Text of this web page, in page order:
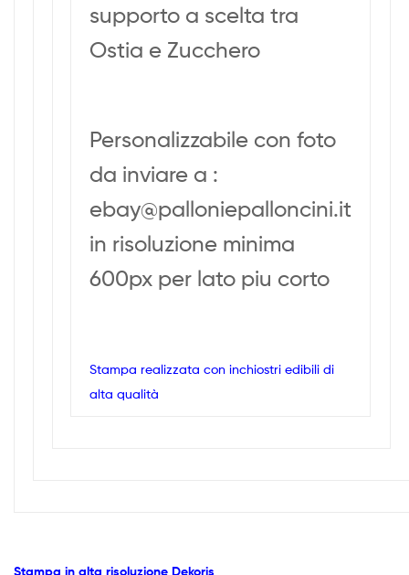
supporto a scelta tra
Ostia e Zucchero
Personalizzabile con foto
da inviare a :
ebay@palloniepalloncini.it
in risoluzione minima
600px per lato piu corto
Stampa realizzata con inchiostri edibili di
alta qualità
Stampa in alta risoluzione Dekoris